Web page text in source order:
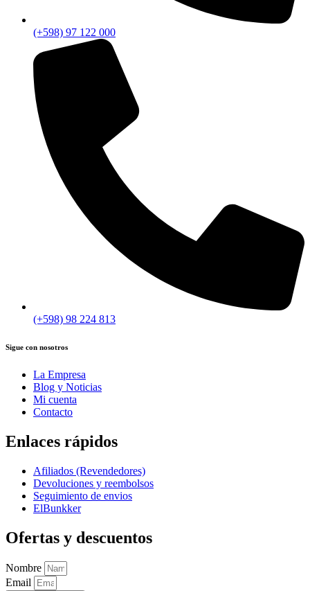
(+598) 97 122 000
(+598) 98 224 813
Sigue con nosotros
La Empresa
Blog y Noticias
Mi cuenta
Contacto
Enlaces rápidos
Afiliados (Revendedores)
Devoluciones y reembolsos
Seguimiento de envios
ElBunkker
Ofertas y descuentos
Nombre
Email